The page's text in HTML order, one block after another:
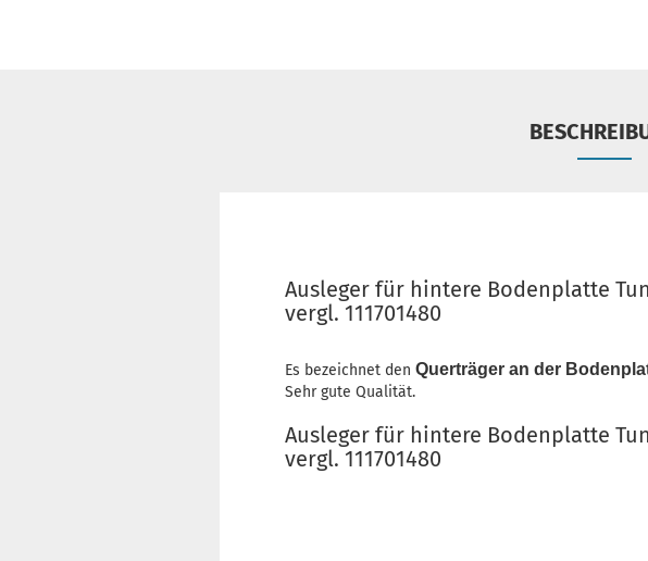
Ausleger für hintere Bodenplatte
vergl. 111701480
Es bezeichnet den Querträger an der
Sehr gute Qualität.
Ausleger für hintere Bodenplatte
vergl. 111701480